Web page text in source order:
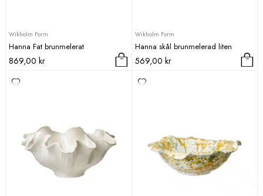
Wikholm Form
Hanna Fat brunmelerat
869,00 kr
Wikholm Form
Hanna skål brunmelerad liten
569,00 kr